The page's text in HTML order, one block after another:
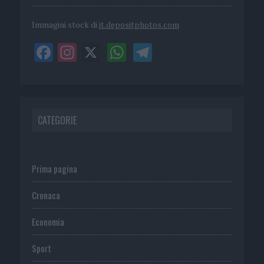
Immagini stock di it.depositphotos.com
CATEGORIE
Prima pagina
Cronaca
Economia
Sport